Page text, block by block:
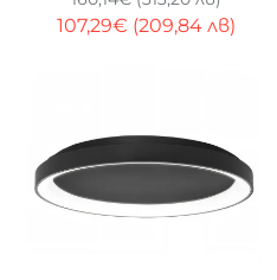
107,29€ (209,84 лв)